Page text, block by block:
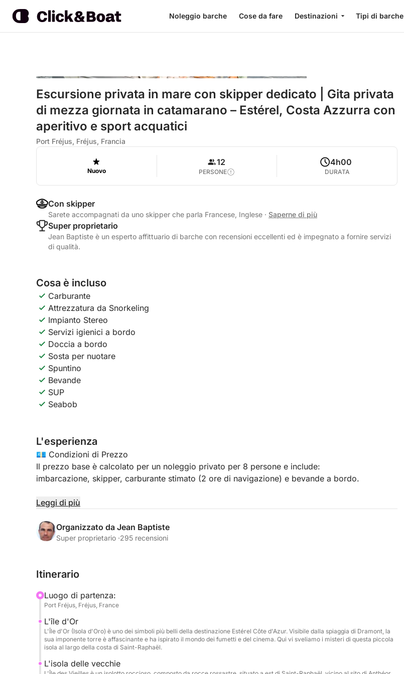
Noleggio barche Cose da fare Destinazioni Tipi di barche
Escursione privata in mare con skipper dedicato | Gita privata
di mezza giornata in catamarano – Estérel, Costa Azzurra con
aperitivo e sport acquatici
Port Fréjus, Fréjus, Francia
Nuovo
12
PERSONE
4h00
DURATA
Con skipper
Sarete accompagnati da uno skipper che parla Francese, Inglese · Saperne di più
Super proprietario
Jean Baptiste è un esperto affittuario di barche con recensioni eccellenti ed è impegnato a fornire servizi
di qualità.
Cosa è incluso
Carburante
Attrezzatura da Snorkeling
Impianto Stereo
Servizi igienici a bordo
Doccia a bordo
Sosta per nuotare
Spuntino
Bevande
SUP
Seabob
L'esperienza
💶 Condizioni di Prezzo
Il prezzo base è calcolato per un noleggio privato per 8 persone e include:
imbarcazione, skipper, carburante stimato (2 ore di navigazione) e bevande a bordo.
Per ogni persona aggiuntiva verrà addebitato un supplemento stimato di €50 a persona
Programma:
nuoto, snorkeling, paddleboarding, musica e relax al sole. Un'atmosfera amichevole e
✨ Benvenuto VIP
Partendo da Port Santa Lucia, vivi un'esperienza eccezionale a bordo di un catamarano
elegante e confortevole. All'arrivo, l'equipaggio ti accoglierà con un drink di benvenuto. Dopo
un briefing sulla sicurezza, salperai per un'esperienza che unisce lusso discreto e natura
incontaminata.
Leggi di più
Organizzato da Jean Baptiste
Super proprietario ·295 recensioni
Itinerario
Luogo di partenza:
Port Fréjus, Fréjus, France
L'île d'Or
L'Île d'Or (Isola d'Oro) è uno dei simboli più belli della destinazione Estérel Côte d'Azur. Visibile dalla spiaggia di Dramont, la
sua imponente torre è affascinante e ha ispirato il mondo dei fumetti e del cinema. Qui vi sveliamo i misteri di questa piccola
isola al largo della costa di Saint-Raphaël.
L'isola delle vecchie